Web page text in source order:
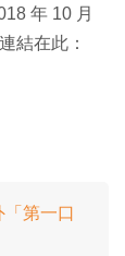
年 10 月
結在此：
第一口